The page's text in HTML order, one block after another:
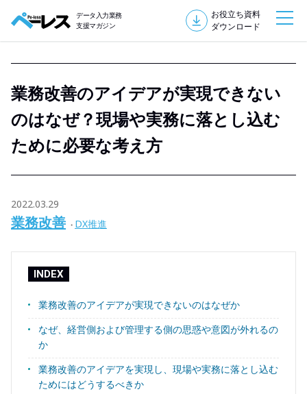
データ入力業務
支援マガジン
お役立ち資料
ダウンロード
業務改善のアイデアが実現できない
のはなぜ？現場や実務に落とし込む
ために必要な考え方
2022.03.29
業務改善 DX推進
INDEX
業務改善のアイデアが実現できないのはなぜか
なぜ、経営側および管理する側の思惑や意図が外れるの
か
業務改善のアイデアを実現し、現場や実務に落とし込む
ためにはどうするべきか